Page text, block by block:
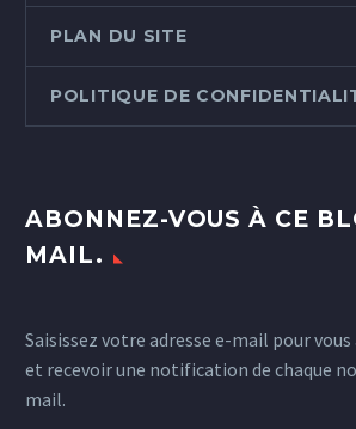
PLAN DU SITE
POLITIQUE DE
ABONNEZ-VOUS À CE
MAIL.
Saisissez votre adresse e-mail pour
et recevoir une notification de chaque
mail.